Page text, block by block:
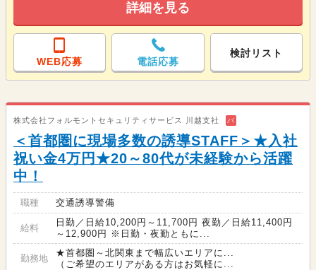
詳細を見る
WEB応募 電話応募
検討リスト
株式会社フォルモントセキュリティサービス 川越支社 バ
＜首都圏に現場多数の誘導STAFF＞★入社
祝い金4万円★20～80代が未経験から活躍
中！
職種 交通誘導警備
給料
日勤／日給10,200円～11,700円 夜勤／日給11,400円
～12,900円 ※日勤・夜勤ともに...
勤務地
★首都圏～北関東まで幅広いエリアに...
（ご希望のエリアがある方はお気軽に...